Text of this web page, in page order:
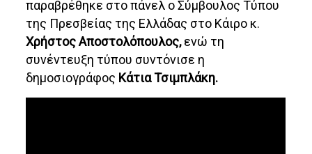
παραβρέθηκε στο πάνελ ο Σύμβουλος Τύπου
της Πρεσβείας της Ελλάδας στο Κάιρο κ.
Χρήστος Αποστολόπουλος,ενώ τη
συνέντευξη τύπου συντόνισε η
δημοσιογράφος Κάτια Τσιμπλάκη.